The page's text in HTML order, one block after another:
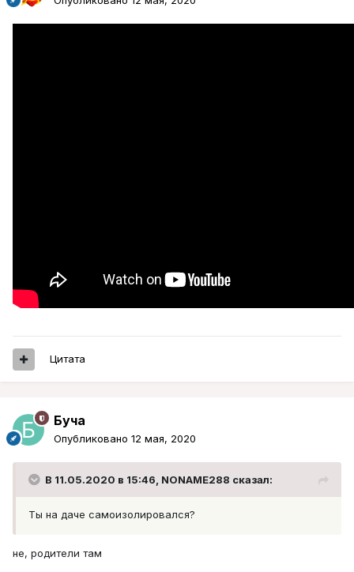
Цитата
Буча
Опубликовано 12 мая, 2020
В 11.05.2020 в 15:46, NONAME288 сказал:
Ты на даче самоизолировался?
не, родители там